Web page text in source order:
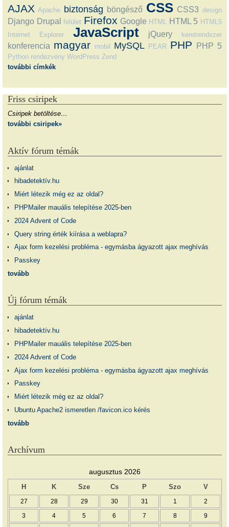
AJAX Apache biztonság böngésző CSS CSS3 design
Django Drupal felület Firefox Google HTML HTML 5 HTML5
Internet Explorer
JavaScript jQuery keretrendszer
konferencia magyar mobil MySQL PEAR PHP PHP 5
Python rendezvény WordPress Zend
további címkék
Friss csiripek
Csiripek betöltése…
további csiripek»
Aktív fórum témák
ajánlat
hibadetektív.hu
Miért létezik még ez az oldal?
PHPMailer mauális telepítése 2025-ben
2024 Advent of Code
Query string érték kiírása a weblapra?
Ajax form kezelési probléma - egymásba ágyazott ajax meghívás
Passkey
tovább
Új fórum témák
ajánlat
hibadetektív.hu
PHPMailer mauális telepítése 2025-ben
2024 Advent of Code
Ajax form kezelési probléma - egymásba ágyazott ajax meghívás
Passkey
Miért létezik még ez az oldal?
Ubuntu Apache2 ismeretlen /favicon.ico kérés
tovább
Archívum
augusztus 2026
H K Sze Cs P Szo V
27 28 29 30 31 1 2
3 4 5 6 7 8 9